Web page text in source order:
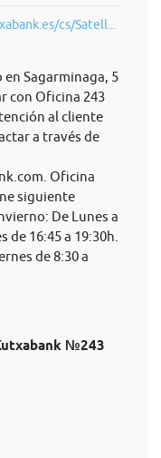
cs/Satell...
en Sagarminaga, 5
con Oficina 243
al cliente
a través de
. Oficina
siguiente
De Lunes a
de 16:45 a 19:30h.
de 8:30 a
№243